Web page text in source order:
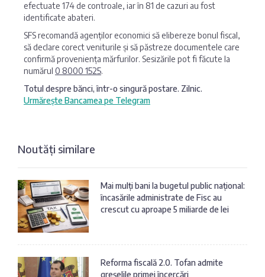
efectuate 174 de controale, iar în 81 de cazuri au fost
identificate abateri.
SFS recomandă agenților economici să elibereze bonul fiscal,
să declare corect veniturile și să păstreze documentele care
confirmă proveniența mărfurilor. Sesizările pot fi făcute la
numărul 0 8000 1525.
Totul despre bănci, într-o singură postare. Zilnic.
Urmărește Bancamea pe Telegram
Noutăți similare
Mai mulți bani la bugetul public național:
încasările administrate de Fisc au
crescut cu aproape 5 miliarde de lei
Reforma fiscală 2.0. Tofan admite
greșelile primei încercări